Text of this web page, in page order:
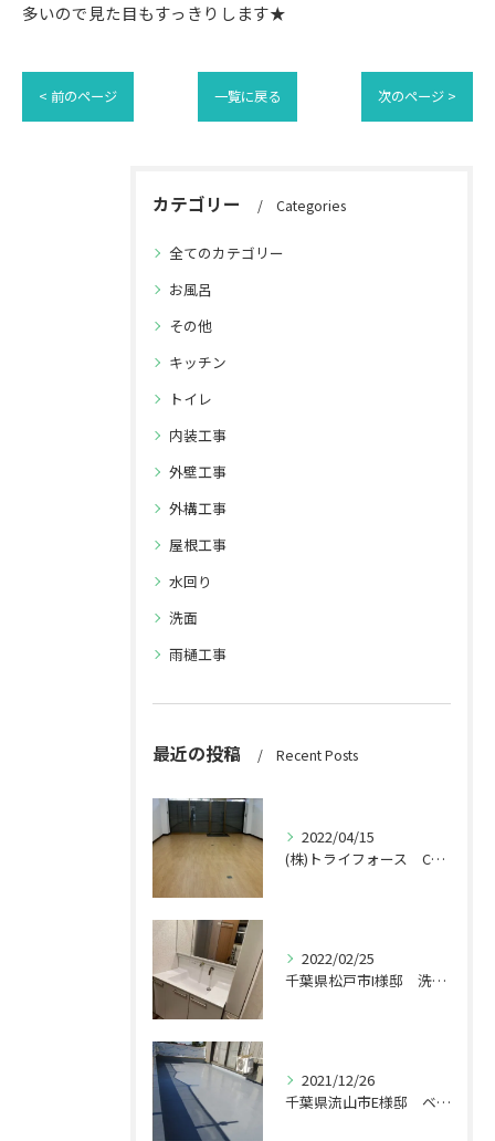
多いので見た目もすっきりします★
< 前のページ 一覧に戻る 次のページ >
カテゴリー Categories
全てのカテゴリー
お風呂
その他
キッチン
トイレ
内装工事
外壁工事
外構工事
屋根工事
水回り
洗面
雨樋工事
最近の投稿 Recent Posts
2022/04/15
(株)トライフォース CF張替え工事
2022/02/25
千葉県松戸市I様邸 洗面台交換工事
2021/12/26
千葉県流山市E様邸 ベランダ工事